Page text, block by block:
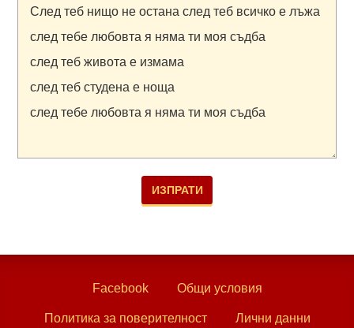
Facebook Общи условия
Политика за поверителност Лични данни